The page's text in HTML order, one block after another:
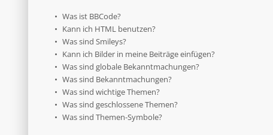
Was ist BBCode?
Kann ich HTML benutzen?
Was sind Smileys?
Kann ich Bilder in meine Beiträge einfügen?
Was sind globale Bekanntmachungen?
Was sind Bekanntmachungen?
Was sind wichtige Themen?
Was sind geschlossene Themen?
Was sind Themen-Symbole?